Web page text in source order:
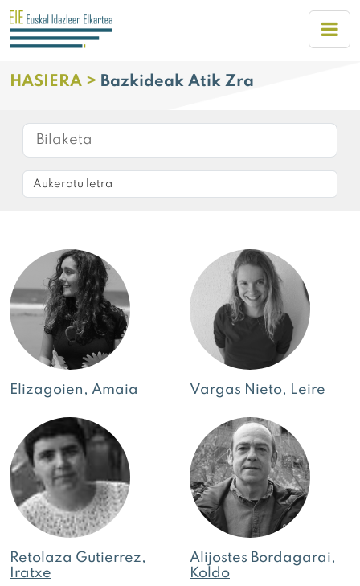
HASIERA > Bazkideak Atik Zra
Elizagoien, Amaia Vargas Nieto, Leire
Retolaza Gutierrez,
Iratxe
Alijostes Bordagarai,
Koldo